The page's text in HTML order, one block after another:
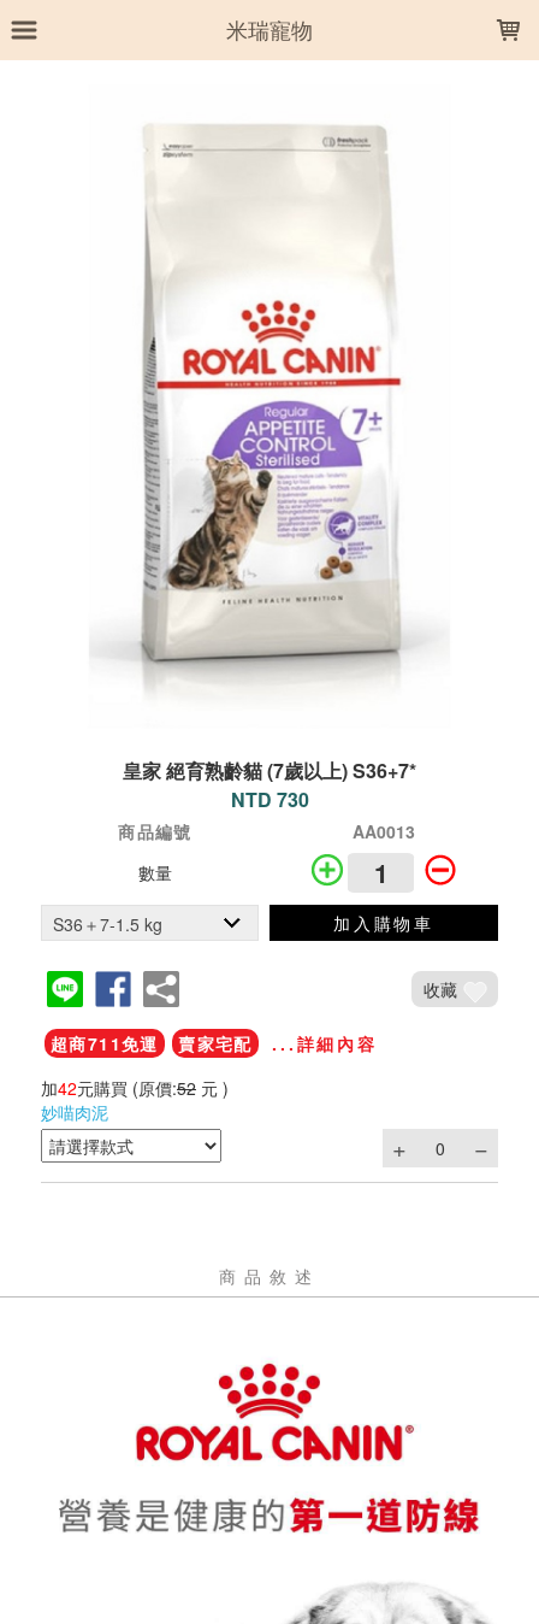
米瑞寵物
皇家 絕育熟齡貓 (7歲以上) S36+7*
NTD 730
商品編號
AA0013
數量
加入購物車
收藏
超商711免運 賣家宅配
...詳細內容
加42元購買 (原價:52 元 )
妙喵肉泥
商品敘述